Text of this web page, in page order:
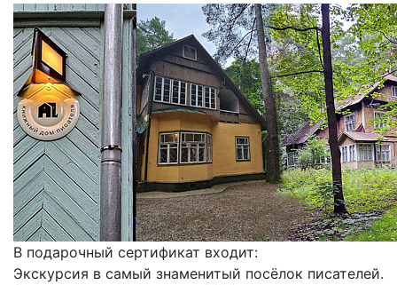
В подарочный сертификат входит:
Экскурсия в самый знаменитый посёлок писателей.